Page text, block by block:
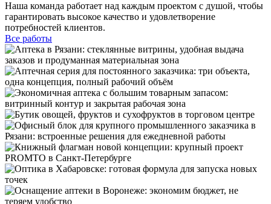
Наша команда работает над каждым проектом с душой, чтобы
гарантировать высокое качество и удовлетворение
потребностей клиентов.
Все работы